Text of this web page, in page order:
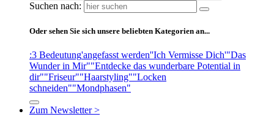
Suchen nach:
Oder sehen Sie sich unsere beliebten Kategorien an...
:3 Bedeutung'angefasst werden''Ich Vermisse Dich'"Das
Wunder in Mir""Entdecke das wunderbare Potential in
dir""Friseur""Haarstyling""Locken
schneiden""Mondphasen"
Zum Newsletter >